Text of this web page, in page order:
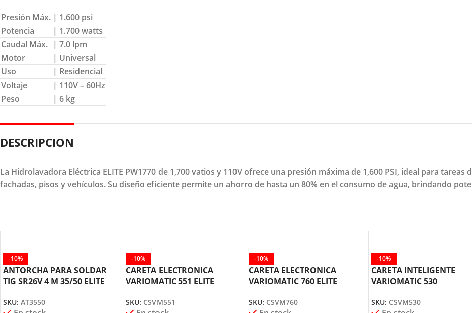
Presión Máx. | 1.600 psi
Potencia
| 1.700 watts
Caudal Máx. | 7.0 lpm
Motor
| Universal
Uso
| Residencial
Voltaje
| 110V – 60Hz
Peso
| 6 kg
DESCRIPCION
La Hidrolavadora Eléctrica ELITE PW1770 de 1,700 vatios y 110V ofrece una presión máxima de 1,600 PSI, ideal para tareas
fachadas, pisos y vehículos. Su diseño eficiente permite un ahorro de hasta un 80% en el consumo de agua, brindando
-10%
ANTORCHA PARA SOLDAR
TIG SR26V 4 M 35/50 ELITE
SKU: AT3550
-10%
CARETA ELECTRONICA
VARIOMATIC 551 ELITE
SKU: CSVM551
-10%
CARETA ELECTRONICA
VARIOMATIC 760 ELITE
SKU: CSVM760
-10%
CARETA INTELIGENTE
VARIOMATIC 530
SKU: CSVM530